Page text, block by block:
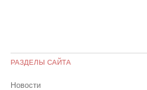
РАЗДЕЛЫ САЙТА
Новости